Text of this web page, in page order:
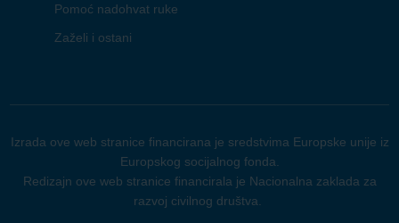
Pomoć nadohvat ruke
Zaželi i ostani
Izrada ove web stranice financirana je sredstvima Europske unije iz
Europskog socijalnog fonda.
Redizajn ove web stranice financirala je Nacionalna zaklada za
razvoj civilnog društva.